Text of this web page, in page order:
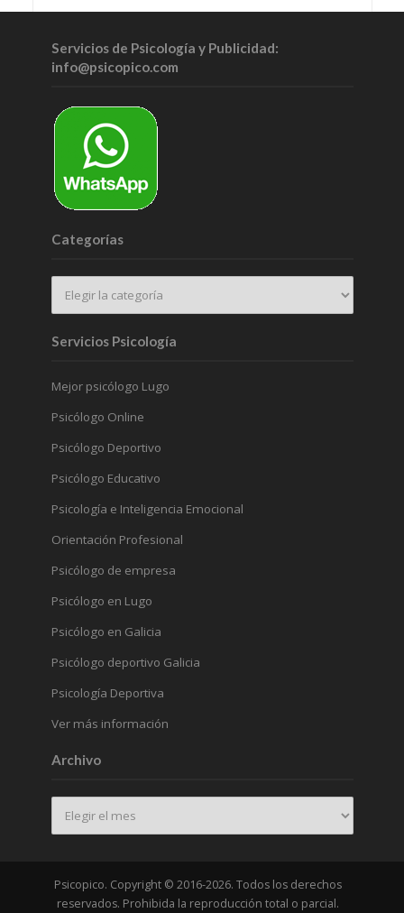
Servicios de Psicología y Publicidad:
info@psicopico.com
Categorías
Servicios Psicología
Mejor psicólogo Lugo
Psicólogo Online
Psicólogo Deportivo
Psicólogo Educativo
Psicología e Inteligencia Emocional
Orientación Profesional
Psicólogo de empresa
Psicólogo en Lugo
Psicólogo en Galicia
Psicólogo deportivo Galicia
Psicología Deportiva
Ver más información
Archivo
Psicopico. Copyright © 2016-2026. Todos los derechos
reservados. Prohibida la reproducción total o parcial.